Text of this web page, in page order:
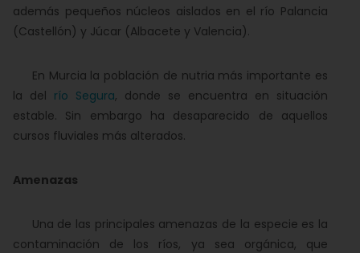
además pequeños núcleos aislados en el río Palancia
(Castellón) y Júcar (Albacete y Valencia).
En Murcia la población de nutria más importante es
la del río Segura, donde se encuentra en situación
estable. Sin embargo ha desaparecido de aquellos
cursos fluviales más alterados.
Amenazas
Una de las principales amenazas de la especie es la
contaminación de los ríos, ya sea orgánica, que